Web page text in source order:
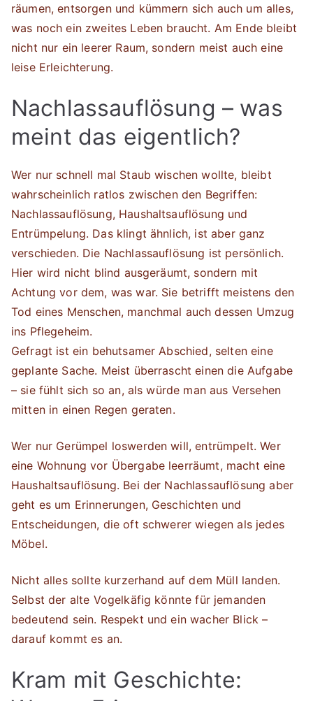
räumen, entsorgen und kümmern sich auch um alles,
was noch ein zweites Leben braucht. Am Ende bleibt
nicht nur ein leerer Raum, sondern meist auch eine
leise Erleichterung.
Nachlassauflösung – was
meint das eigentlich?
Wer nur schnell mal Staub wischen wollte, bleibt
wahrscheinlich ratlos zwischen den Begriffen:
Nachlassauflösung, Haushaltsauflösung und
Entrümpelung. Das klingt ähnlich, ist aber ganz
verschieden. Die Nachlassauflösung ist persönlich.
Hier wird nicht blind ausgeräumt, sondern mit
Achtung vor dem, was war. Sie betrifft meistens den
Tod eines Menschen, manchmal auch dessen Umzug
ins Pflegeheim.
Gefragt ist ein behutsamer Abschied, selten eine
geplante Sache. Meist überrascht einen die Aufgabe
– sie fühlt sich so an, als würde man aus Versehen
mitten in einen Regen geraten.
Wer nur Gerümpel loswerden will, entrümpelt. Wer
eine Wohnung vor Übergabe leerräumt, macht eine
Haushaltsauflösung. Bei der Nachlassauflösung aber
geht es um Erinnerungen, Geschichten und
Entscheidungen, die oft schwerer wiegen als jedes
Möbel.
Nicht alles sollte kurzerhand auf dem Müll landen.
Selbst der alte Vogelkäfig könnte für jemanden
bedeutend sein. Respekt und ein wacher Blick –
darauf kommt es an.
Kram mit Geschichte: